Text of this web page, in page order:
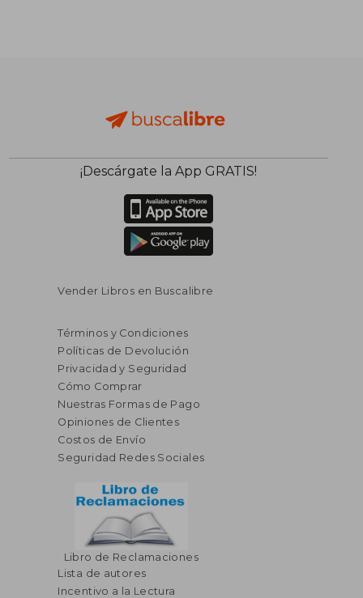
¡Descárgate la App GRATIS!
Vender Libros en Buscalibre
Términos y Condiciones
Políticas de Devolución
Privacidad y Seguridad
Cómo Comprar
Nuestras Formas de Pago
Opiniones de Clientes
Costos de Envío
Seguridad Redes Sociales
Libro de Reclamaciones
Lista de autores
Incentivo a la Lectura